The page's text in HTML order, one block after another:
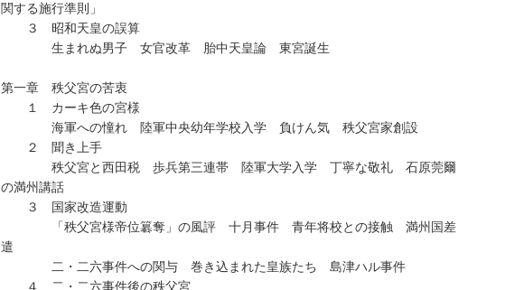
関する施行準則」
３ 昭和天皇の誤算
生まれぬ男子 女官改革 胎中天皇論 東宮誕生
第一章 秩父宮の苦衷
１ カーキ色の宮様
海軍への憧れ 陸軍中央幼年学校入学 負けん気 秩父宮家創設
２ 聞き上手
秩父宮と西田税 歩兵第三連帯 陸軍大学入学 丁寧な敬礼 石原莞爾
の満州講話
３ 国家改造運動
「秩父宮様帝位簒奪」の風評 十月事件 青年将校との接触 満州国差
遣
二・二六事件への関与 巻き込まれた皇族たち 島津ハル事件
４ 二・二六事件後の秩父宮